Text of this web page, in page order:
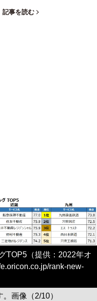
記事を読む
TOP5（提供：2022年オ
rank-new-
画像（2/10）